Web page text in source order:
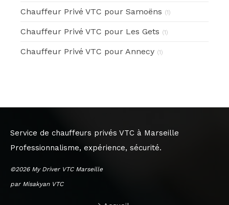
Chauffeur Privé VTC pour Samoëns (1)
Chauffeur Privé VTC pour Les Gets (1)
Chauffeur Privé VTC pour Annecy (1)
Service de chauffeurs privés VTC à Marseille
Professionnalisme, expérience, sécurité.
©2026 My Driver VTC Marseille
par Misakyan VTC